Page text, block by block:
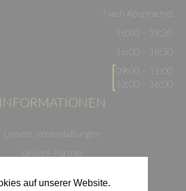
auf unserer Website.
Nach Absprache!
16:00 - 18:30
16:00 - 18:30
09:00 - 11:00
13:00 - 16:00
INFORMATIONEN
Unsere Veranstaltungen
Unsere Partner